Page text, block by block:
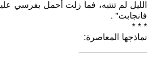
الليل لم تنتبه، فما زلت أحمل بفرسي
فانجابت” .
* * *
نماذجها المعاصرة: